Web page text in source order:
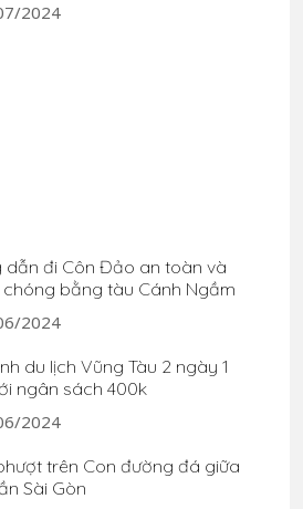
2024
dẫn đi Côn Đảo an toàn và
chóng bằng tàu Cánh Ngầm
2024
du lịch Vũng Tàu 2 ngày 1
ngân sách 400k
2024
trên Con đường đá giữa
Sài Gòn